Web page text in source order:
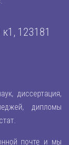
123181
диссертация,
дипломы
почте и мы